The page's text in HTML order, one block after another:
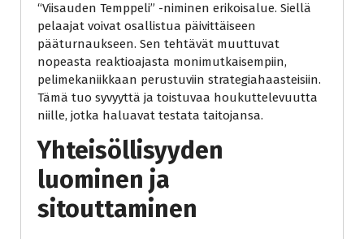
“Viisauden Temppeli” -niminen erikoisalue. Siellä
pelaajat voivat osallistua päivittäiseen
pääturnaukseen. Sen tehtävät muuttuvat
nopeasta reaktioajasta monimutkaisempiin,
pelimekaniikkaan perustuviin strategiahaasteisiin.
Tämä tuo syvyyttä ja toistuvaa houkuttelevuutta
niille, jotka haluavat testata taitojansa.
Yhteisöllisyyden
luominen ja
sitouttaminen